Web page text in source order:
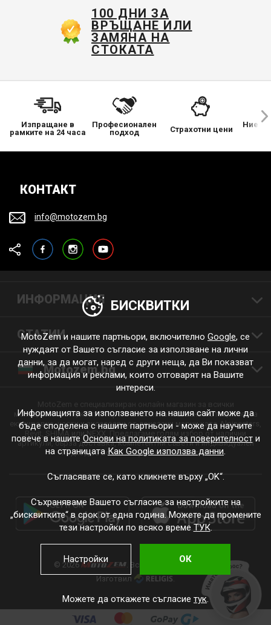
100 ДНИ ЗА
ВРЪЩАНЕ ИЛИ
ЗАМЯНА НА
СТОКАТА
Изпращане в
рамките на 24 часа
Професионален
подход
Страхотни цени
Ние
КОНТАКТ
info@motozem.bg
FacebookInstagramYouTube
ИНФОРМАЦИЯ
СТАТИИ
Motozem.bg
мотоциклетисти, които търсят висококачествена мотоциклетна
екипировка, части и аксесоари от доказани марки като Alpinestars,
Revit, SHIMA или NEXX. Предлагаме голям избор от налични
артикули, бърза доставка, компетентни съвети и индивидуален
подход за всяко пътуване и всеки стил.
© 2026
. Всички права запазени.
Изготвил
.
БИСКВИТКИ
MotoZem и нашите партньори, включително Google, се
нуждаят от Вашето съгласие за използване на лични
данни, за да могат, наред с други неща, да Ви показват
информация и реклами, които отговарят на Вашите
интереси.
Информацията за използването на нашия сайт може да
бъде споделена с нашите партньори - може да научите
повече в нашите Основи на политиката за поверителности
на страницата Как Google използва данни.
Съгласявате се, като кликнете върху „OK“.
Съхраняваме Вашето съгласие за настройките на
„бисквитките“ в срок от една година. Можете да промените
тези настройки по всяко време ТУК.
Настройки ОК
Можете да откажете съгласие тук.